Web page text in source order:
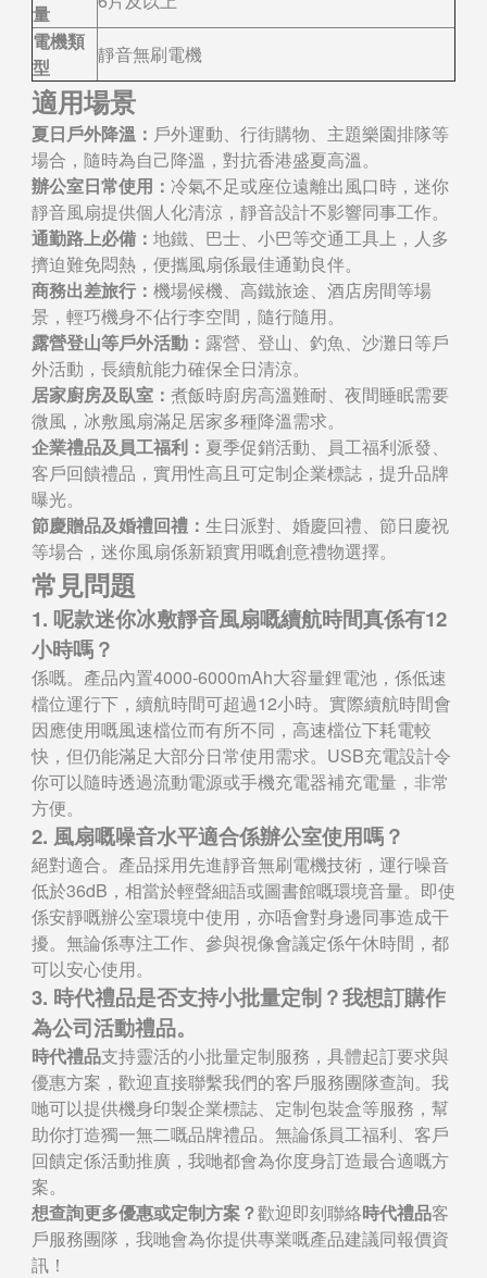
量
電機類
型
靜音無刷電機
適用場景
夏日戶外降溫： 戶外運動、行街購物、主題樂園排隊等
場合，隨時為自己降溫，對抗香港盛夏高溫。
辦公室日常使用： 冷氣不足或座位遠離出風口時，迷你
靜音風扇提供個人化清涼，靜音設計不影響同事工作。
通勤路上必備： 地鐵、巴士、小巴等交通工具上，人多
擠迫難免悶熱，便攜風扇係最佳通勤良伴。
商務出差旅行： 機場候機、高鐵旅途、酒店房間等場
景，輕巧機身不佔行李空間，隨行隨用。
露營登山等戶外活動： 露營、登山、釣魚、沙灘日等戶
外活動，長續航能力確保全日清涼。
居家廚房及臥室： 煮飯時廚房高溫難耐、夜間睡眠需要
微風，冰敷風扇滿足居家多種降溫需求。
企業禮品及員工福利： 夏季促銷活動、員工福利派發、
客戶回饋禮品，實用性高且可定制企業標誌，提升品牌
曝光。
節慶贈品及婚禮回禮： 生日派對、婚慶回禮、節日慶祝
等場合，迷你風扇係新穎實用嘅創意禮物選擇。
常見問題
1. 呢款迷你冰敷靜音風扇嘅續航時間真係有12
小時嗎？
係嘅。產品內置4000-6000mAh大容量鋰電池，係低速
檔位運行下，續航時間可超過12小時。實際續航時間會
因應使用嘅風速檔位而有所不同，高速檔位下耗電較
快，但仍能滿足大部分日常使用需求。USB充電設計令
你可以隨時透過流動電源或手機充電器補充電量，非常
方便。
2. 風扇嘅噪音水平適合係辦公室使用嗎？
絕對適合。產品採用先進靜音無刷電機技術，運行噪音
低於36dB，相當於輕聲細語或圖書館嘅環境音量。即使
係安靜嘅辦公室環境中使用，亦唔會對身邊同事造成干
擾。無論係專注工作、參與視像會議定係午休時間，都
可以安心使用。
3. 時代禮品是否支持小批量定制？我想訂購作
為公司活動禮品。
時代禮品支持靈活的小批量定制服務，具體起訂要求與
優惠方案，歡迎直接聯繫我們的客戶服務團隊查詢。我
哋可以提供機身印製企業標誌、定制包裝盒等服務，幫
助你打造獨一無二嘅品牌禮品。無論係員工福利、客戶
回饋定係活動推廣，我哋都會為你度身訂造最合適嘅方
案。
想查詢更多優惠或定制方案？歡迎即刻聯絡時代禮品客
戶服務團隊，我哋會為你提供專業嘅產品建議同報價資
訊！